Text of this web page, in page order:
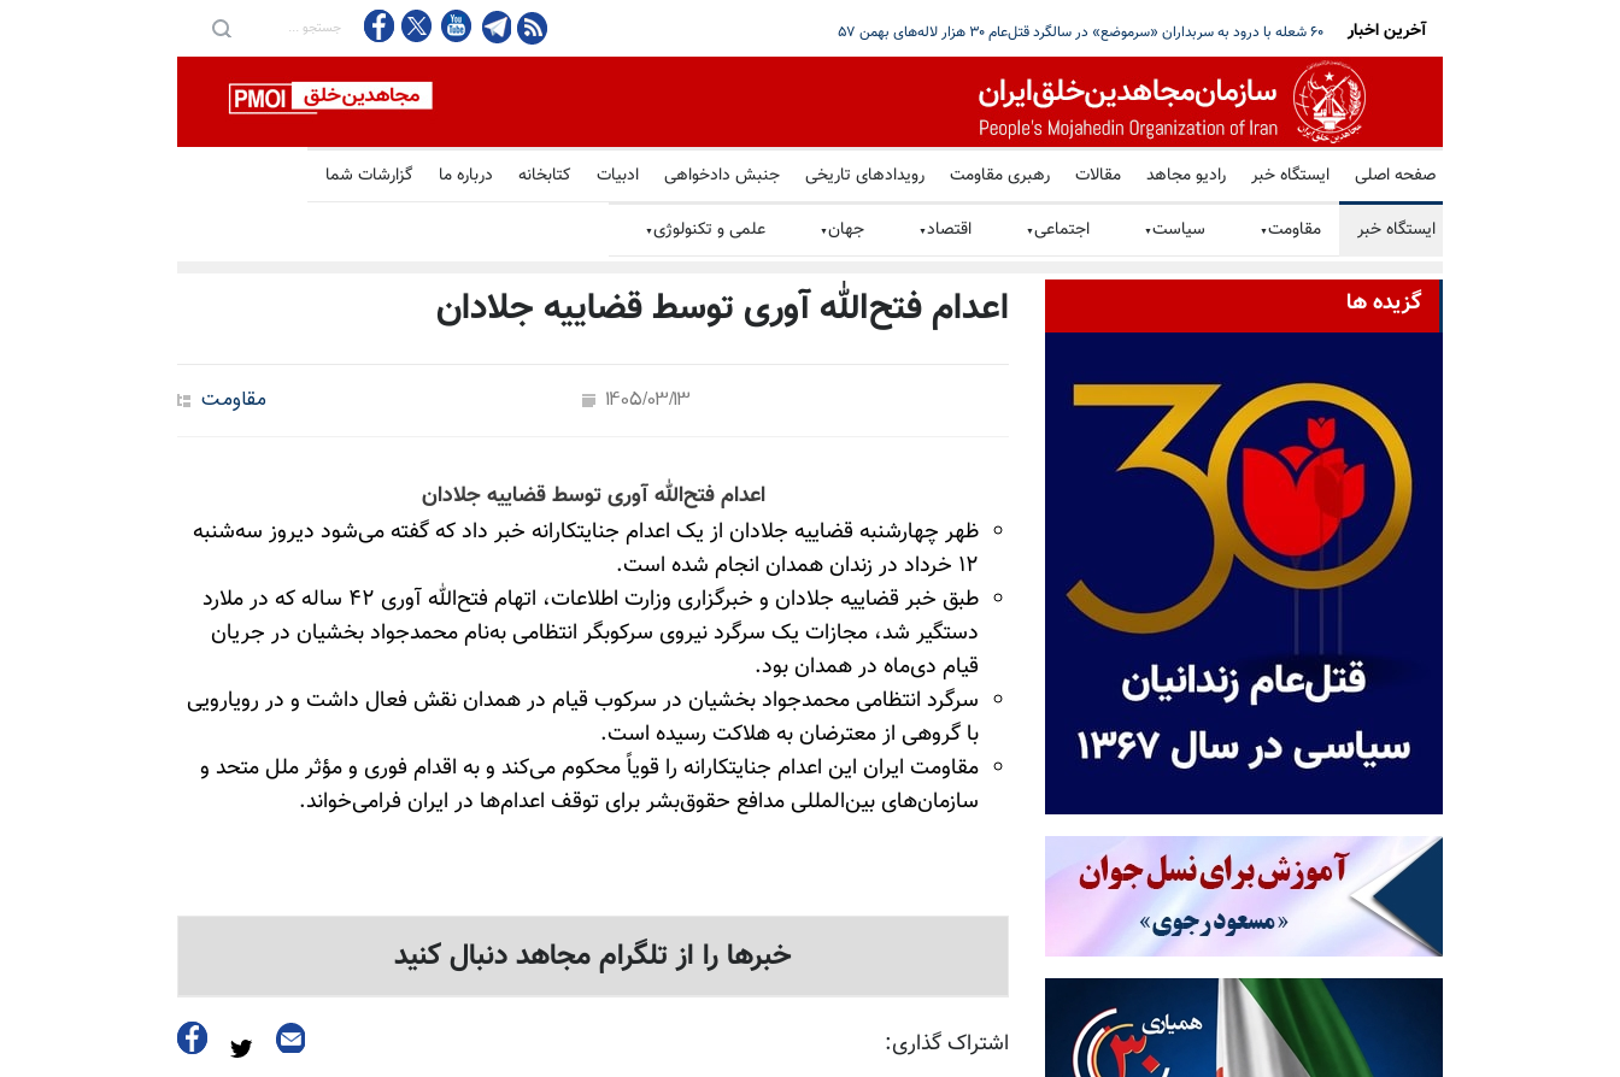
۶۰ شعله با درود به سربداران «سرموضع» در سالگرد قتل‌عام ۳۰ هزار لاله‌های بهمن ۵۷ فرد و شش شرکت و صرافی رمز ارز مرتبط با شبکه مالی سپاه
آخرین اخبار
صفحه اصلی ایستگاه خبر رادیو مجاهد مقالات رهبری مقاومت رویدادهای تاریخی جنبش دادخواهی ادبیات کتابخانه درباره ما گزارشات شما
ایستگاه خبر مقاومت▼ سیاست▼ اجتماعی▼ اقتصاد▼ جهان▼ علمی و تکنولوژی▼
اعدام فتح‌الله آوری توسط قضاییه جلادان
مقاومت 1405/03/13
اعدام فتح‌الله آوری توسط قضاییه جلادان
ظهر چهارشنبه قضاییه جلادان از یک اعدام جنایتکارانه خبر داد که گفته می‌شود دیروز سه‌شنبه
۱۲ خرداد در زندان همدان انجام شده است.
طبق خبر قضاییه جلادان و خبرگزاری وزارت اطلاعات، اتهام فتح‌الله آوری ۴۲ ساله که در ملارد
دستگیر شد، مجازات یک سرگرد نیروی سرکوبگر انتظامی به‌نام محمدجواد بخشیان در جریان
قیام دی‌ماه در همدان بود.
سرگرد انتظامی محمدجواد بخشیان در سرکوب قیام در همدان نقش فعال داشت و در رویارویی
با گروهی از معترضان به هلاکت رسیده است.
مقاومت ایران این اعدام جنایتکارانه را قویاً محکوم می‌کند و به اقدام فوری و مؤثر ملل متحد و
سازمان‌های بین‌المللی مدافع حقوق‌بشر برای توقف اعدام‌ها در ایران فرامی‌خواند.
خبرها را از تلگرام مجاهد دنبال کنید
اشتراک گذاری:
گزیده ها